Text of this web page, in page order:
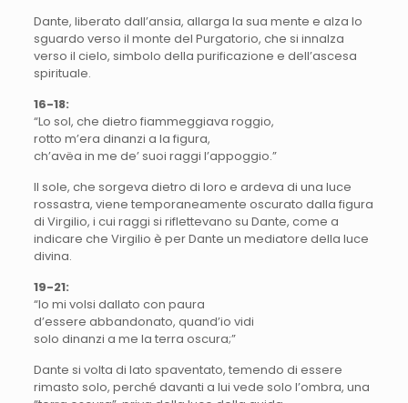
Dante, liberato dall’ansia, allarga la sua mente e alza lo
sguardo verso il monte del Purgatorio, che si innalza
verso il cielo, simbolo della purificazione e dell’ascesa
spirituale.
16-18:
“Lo sol, che dietro fiammeggiava roggio,
rotto m’era dinanzi a la figura,
ch’avëa in me de’ suoi raggi l’appoggio.”
Il sole, che sorgeva dietro di loro e ardeva di una luce
rossastra, viene temporaneamente oscurato dalla figura
di Virgilio, i cui raggi si riflettevano su Dante, come a
indicare che Virgilio è per Dante un mediatore della luce
divina.
19-21:
“Io mi volsi dallato con paura
d’essere abbandonato, quand’io vidi
solo dinanzi a me la terra oscura;”
Dante si volta di lato spaventato, temendo di essere
rimasto solo, perché davanti a lui vede solo l’ombra, una